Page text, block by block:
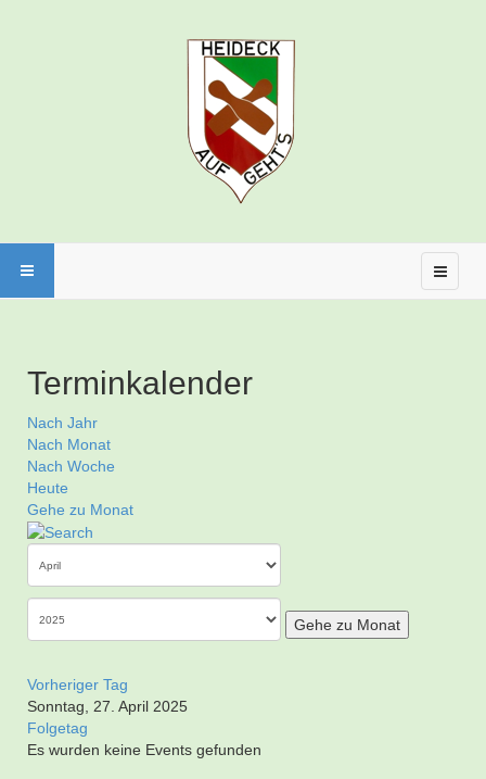
Terminkalender
Nach Jahr
Nach Monat
Nach Woche
Heute
Gehe zu Monat
Gehe zu Monat
Vorheriger Tag
Sonntag, 27. April 2025
Folgetag
Es wurden keine Events gefunden